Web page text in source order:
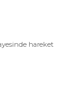
hareket